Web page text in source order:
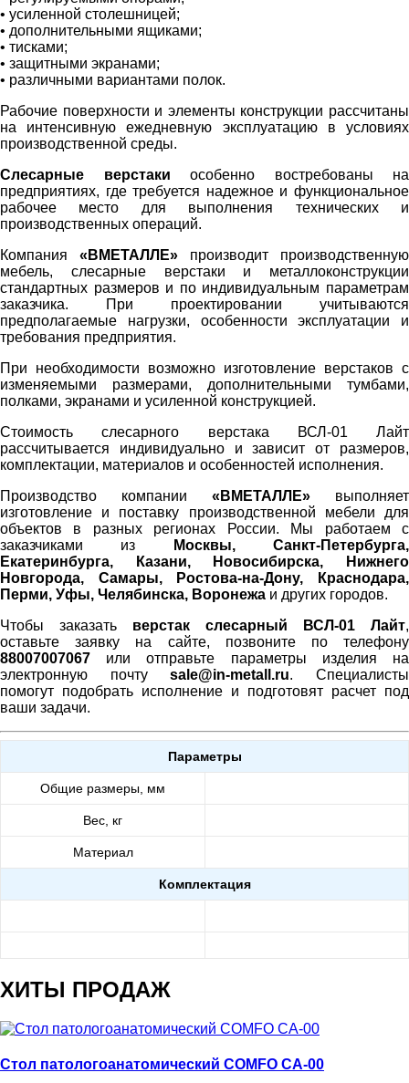
• усиленной столешницей;
• дополнительными ящиками;
• тисками;
• защитными экранами;
• различными вариантами полок.
Рабочие поверхности и элементы конструкции рассчитаны
на интенсивную ежедневную эксплуатацию в условиях
производственной среды.
Слесарные верстаки особенно востребованы на
предприятиях, где требуется надежное и функциональное
рабочее место для выполнения технических и
производственных операций.
Компания «ВМЕТАЛЛЕ» производит производственную
мебель, слесарные верстаки и металлоконструкции
стандартных размеров и по индивидуальным параметрам
заказчика. При проектировании учитываются
предполагаемые нагрузки, особенности эксплуатации и
требования предприятия.
При необходимости возможно изготовление верстаков с
изменяемыми размерами, дополнительными тумбами,
полками, экранами и усиленной конструкцией.
Стоимость слесарного верстака ВСЛ-01 Лайт
рассчитывается индивидуально и зависит от размеров,
комплектации, материалов и особенностей исполнения.
Производство компании «ВМЕТАЛЛЕ» выполняет
изготовление и поставку производственной мебели для
объектов в разных регионах России. Мы работаем с
заказчиками из
Москвы, Санкт-Петербурга,
Екатеринбурга, Казани, Новосибирска, Нижнего
Новгорода, Самары, Ростова-на-Дону, Краснодара,
Перми, Уфы, Челябинска, Воронежа и других городов.
Чтобы заказать верстак слесарный ВСЛ-01 Лайт,
оставьте заявку на сайте, позвоните по телефону
88007007067 или отправьте параметры изделия на
электронную почтуsale@in-metall.ru. Специалисты
помогут подобрать исполнение и подготовят расчет под
ваши задачи.
Параметры
Общие размеры, мм
Вес, кг
Материал
Комплектация
ХИТЫ ПРОДАЖ
Стол патологоанатомический COMFO СА-00